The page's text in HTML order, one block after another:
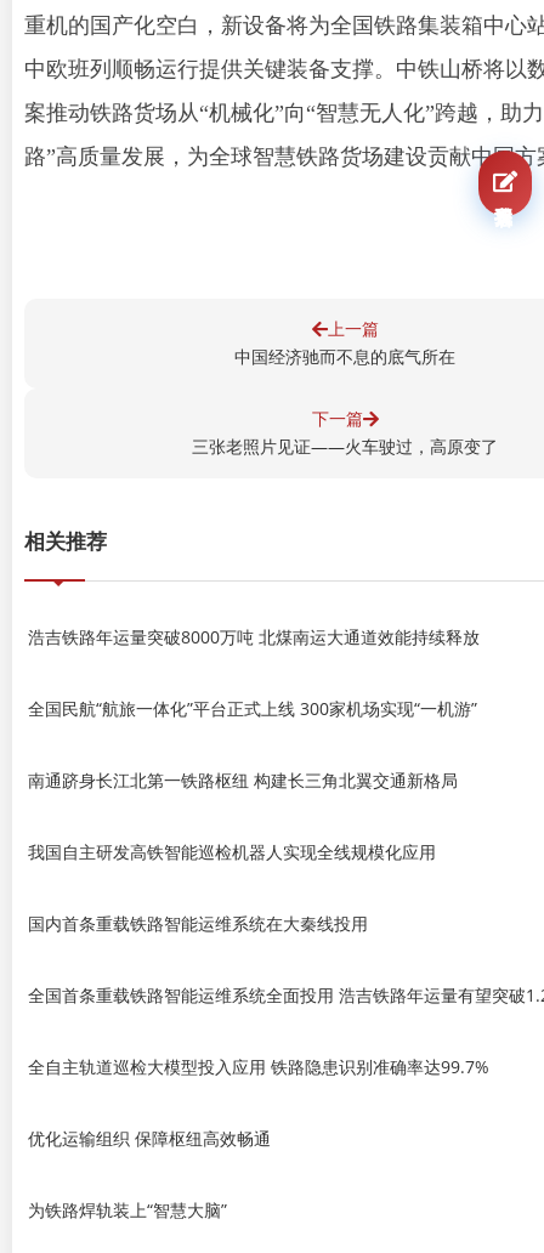
重机的国产化空白，新设备将为全国铁路集装箱中心
中欧班列顺畅运行提供关键装备支撑。中铁山桥将以
案推动铁路货场从“机械化”向“智慧无人化”跨越，助
路”高质量发展，为全球智慧铁路货场建设贡献中国方
上一篇
中国经济驰而不息的底气所在
下一篇
三张老照片见证——火车驶过，高原变了
相关推荐
浩吉铁路年运量突破8000万吨 北煤南运大通道效能持续释放
全国民航“航旅一体化”平台正式上线 300家机场实现“一机游”
南通跻身长江北第一铁路枢纽 构建长三角北翼交通新格局
我国自主研发高铁智能巡检机器人实现全线规模化应用
国内首条重载铁路智能运维系统在大秦线投用
全国首条重载铁路智能运维系统全面投用 浩吉铁路年运量有望突破
全自主轨道巡检大模型投入应用 铁路隐患识别准确率达99.7%
优化运输组织 保障枢纽高效畅通
为铁路焊轨装上“智慧大脑”
我要报名